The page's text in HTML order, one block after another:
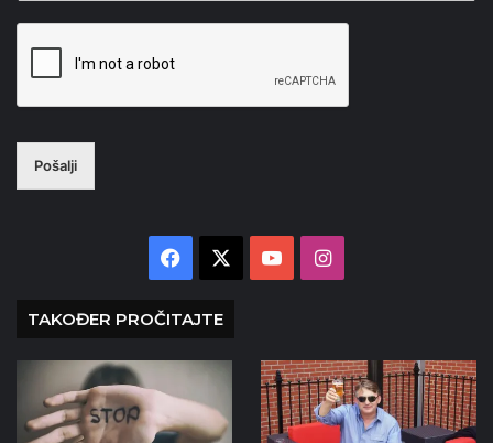
Pošalji
Facebook YouTubeInstagram
TAKOĐER PROČITAJTE